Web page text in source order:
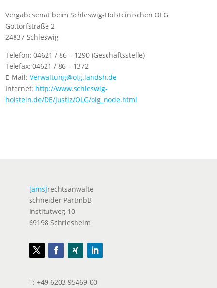
Vergabesenat beim Schleswig-Holsteinischen OLG
Gottorfstraße 2
24837 Schleswig
Telefon: 04621 / 86 – 1290 (Geschäftsstelle)
Telefax: 04621 / 86 – 1372
E-Mail:Verwaltung@olg.landsh.de
Internet: http://www.schleswig-
holstein.de/DE/Justiz/OLG/olg_node.html
[ams]rechtsanwälte
schneider PartmbB
Institutweg 10
69198 Schriesheim
T: +49 6203 95469-00